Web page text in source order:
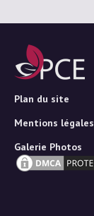
Plan du site
Mentions légales
Galerie Photos